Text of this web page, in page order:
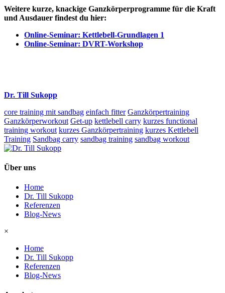
Weitere kurze, knackige Ganzkörperprogramme für die Kraft
und Ausdauer findest du hier:
Online-Seminar: Kettlebell-Grundlagen 1
Online-Seminar: DVRT-Workshop
Dr. Till Sukopp
core training mit sandbag einfach fitter Ganzkörpertraining
Ganzkörperworkout Get-up kettlebell carry kurzes functional
training workout kurzes Ganzkörpertraining kurzes Kettlebell
Training Sandbag carry sandbag training sandbag workout
Über uns
Home
Dr. Till Sukopp
Referenzen
Blog-News
×
Home
Dr. Till Sukopp
Referenzen
Blog-News